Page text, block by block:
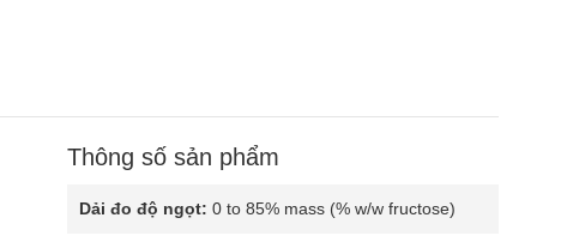
Thông số sản phẩm
Dải đo độ ngọt: 0 to 85% mass (% w/w fructose)